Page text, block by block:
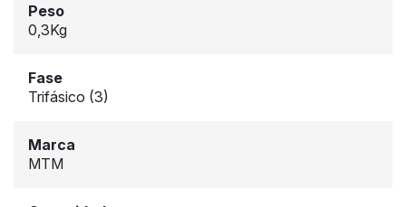
Peso
0,3Kg
Fase
Trifásico (3)
Marca
MTM